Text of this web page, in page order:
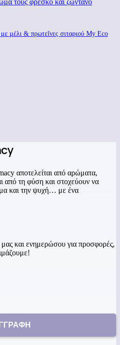
μέλι & πρωτεΐνες σιταριού My Eco
αποτελείται από αρώματα,
από τη φύση και στοχεύουν να
και την ψυχή… με ένα
και ενημερώσου για προσφορές,